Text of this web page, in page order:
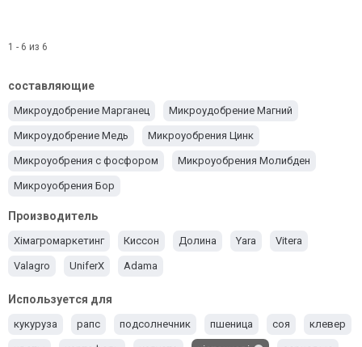
1 - 6 из 6
составляющие
Микроудобрение Марганец Микроудобрение Магний
Микроудобрение Медь Микроуобрения Цинк
Микроуобрения с фосфором Микроуобрения Молибден
Микроуобрения Бор
Производитель
Хімагромаркетинг Киссон Долина Yara Vitera
Valagro UniferX Adama
Используется для
кукуруза рапс подсолнечник пшеница соя клевер